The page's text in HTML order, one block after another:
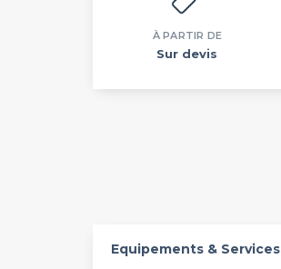
À PARTIR DE
Sur devis
Equipements & Services